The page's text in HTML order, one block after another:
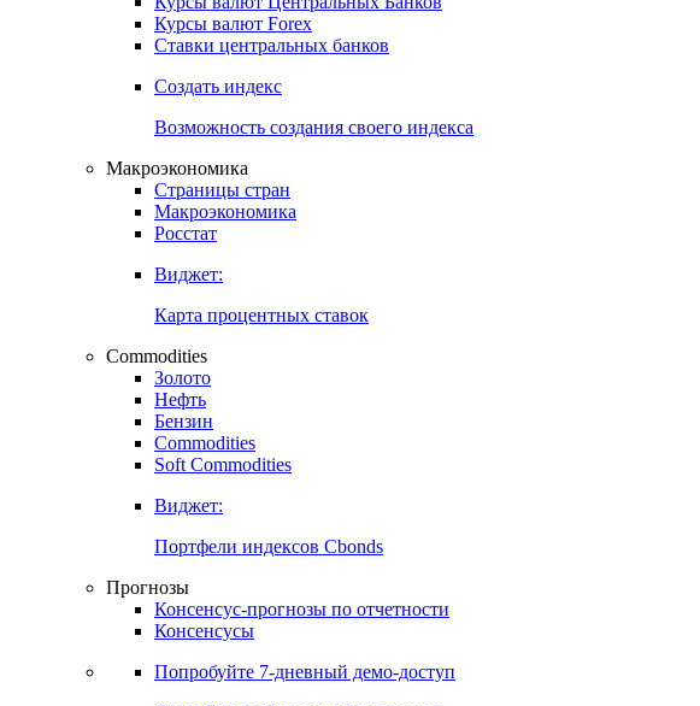
Индикаторы рынка
Поиск индексов
Криптовалюты
Курсы валют Центральных Банков
Курсы валют Forex
Ставки центральных банков
Создать индекс
Возможность создания своего индекса
Макроэкономика
Страницы стран
Макроэкономика
Росстат
Виджет:
Карта процентных ставок
Commodities
Золото
Нефть
Бензин
Commodities
Soft Commodities
Виджет:
Портфели индексов Cbonds
Прогнозы
Консенсус-прогнозы по отчетности